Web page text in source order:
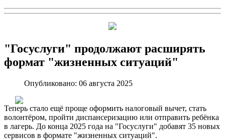
"Госуслуги" продолжают расширять
формат "жизненных ситуаций"
Опубликовано: 06 августа 2025
Теперь стало ещё проще оформить налоговый вычет, стать
волонтёром, пройти диспансеризацию или отправить ребёнка
в лагерь. До конца 2025 года на "Госуслуги" добавят 35 новых
сервисов в формате "жизненных ситуаций".